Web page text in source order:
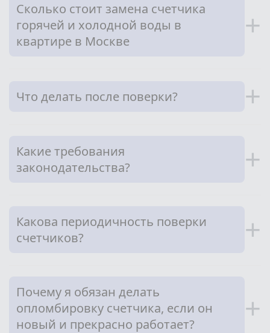
Сколько стоит замена счетчика
горячей и холодной воды в
квартире в Москве
+
Что делать после поверки? +
Какие требования
законодательства?
+
Какова периодичность поверки
счетчиков?
+
Почему я обязан делать
опломбировку счетчика, если он
новый и прекрасно работает?
+